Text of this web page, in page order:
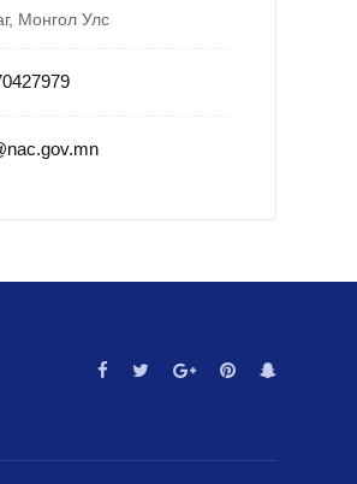
Монгол Улс